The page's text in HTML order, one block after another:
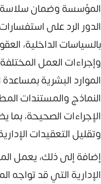
المؤسسة وضمان سلاسة
الدور الرد على
بالسياسات الداخلية،
وإجراءات العمل
الموارد البشرية
النماذج والمستندات
الإجراءات الصحيحة، بما
وتقليل التعقيدات
إضافة إلى ذلك، يعمل
الإدارية التي قد تواجه